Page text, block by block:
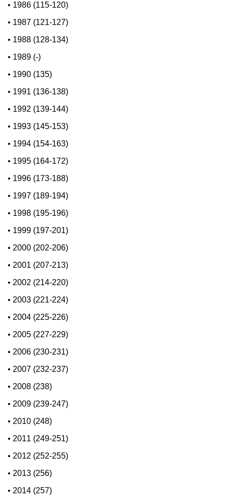
• 1986 (115-120)
• 1987 (121-127)
• 1988 (128-134)
• 1989 (-)
• 1990 (135)
• 1991 (136-138)
• 1992 (139-144)
• 1993 (145-153)
• 1994 (154-163)
• 1995 (164-172)
• 1996 (173-188)
• 1997 (189-194)
• 1998 (195-196)
• 1999 (197-201)
• 2000 (202-206)
• 2001 (207-213)
• 2002 (214-220)
• 2003 (221-224)
• 2004 (225-226)
• 2005 (227-229)
• 2006 (230-231)
• 2007 (232-237)
• 2008 (238)
• 2009 (239-247)
• 2010 (248)
• 2011 (249-251)
• 2012 (252-255)
• 2013 (256)
• 2014 (257)